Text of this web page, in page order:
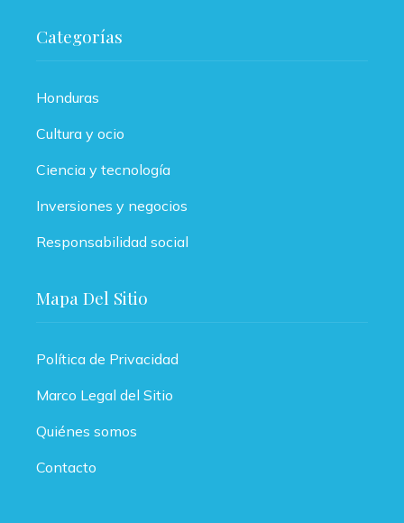
Categorías
Honduras
Cultura y ocio
Ciencia y tecnología
Inversiones y negocios
Responsabilidad social
Mapa Del Sitio
Política de Privacidad
Marco Legal del Sitio
Quiénes somos
Contacto